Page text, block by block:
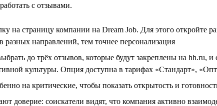
с отзывами.
на страницу компании на Dream Job. Для этого откройте
направлений, тем точнее персонализация
до трёх отзывов, которые будут закреплены на
культуры. Опция доступна в тарифах «Стандарт»,
на критические, чтобы показать открытость и
доверие: соискатели видят, что компания активно